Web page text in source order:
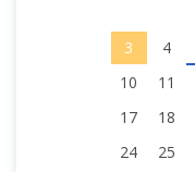
3
4
10
11
17
18
24
25